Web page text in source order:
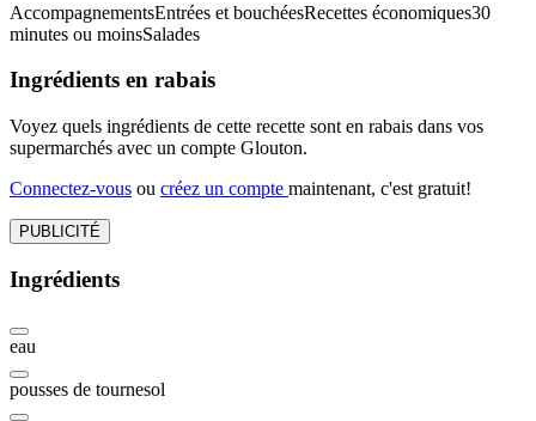
AccompagnementsEntrées et bouchéesRecettes économiques30
minutes ou moinsSalades
Ingrédients en rabais
Voyez quels ingrédients de cette recette sont en rabais dans vos
supermarchés avec un compte Glouton.
Connectez-vous ou créez un compte maintenant, c'est gratuit!
PUBLICITÉ
Ingrédients
eau
pousses de tournesol